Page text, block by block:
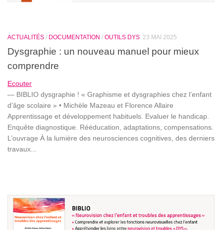
ACTUALITÉS / DOCUMENTATION / OUTILS DYS 23 MAI 2025
Dysgraphie : un nouveau manuel pour mieux
comprendre
Ecouter
— BIBLIO dysgraphie ! « Graphisme et dysgraphies chez l’enfant
d’âge scolaire » • Michèle Mazeau et Florence Allaire
Apprentissage et développement habituels. Evaluer le handicap.
Enquête diagnostique. Rééducation, adaptations, compensations.
L’ouvrage À la lumière des neurosciences cognitives, des derniers
travaux...